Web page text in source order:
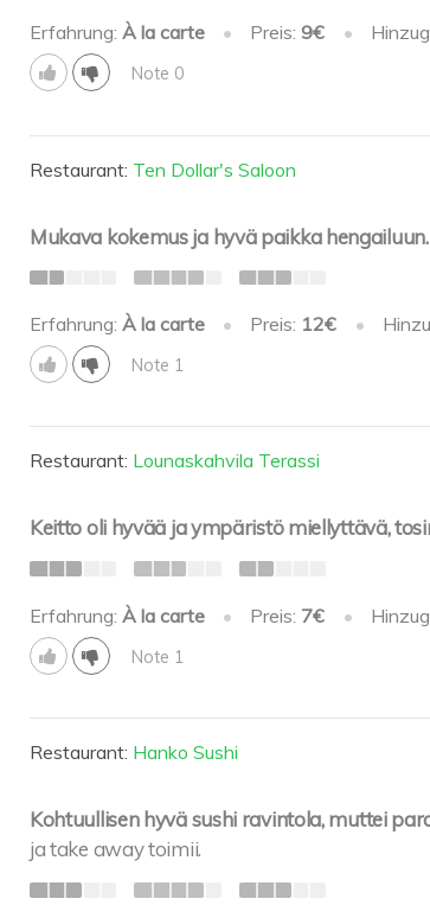
Erfahrung: À la carte • Preis:9€ •
Note 0
Restaurant: Ten Dollar's Saloon
Mukava kokemus ja hyvä paikka hengailuun.
Erfahrung: À la carte • Preis: 12€ •
Note 1
Restaurant: Lounaskahvila Terassi
Keitto oli hyvää ja ympäristö miellyttävä,
Erfahrung: À la carte • Preis: 7€ •
Note 1
Restaurant: Hanko Sushi
Kohtuullisen hyvä sushi ravintola, muttei
ja take away toimii.